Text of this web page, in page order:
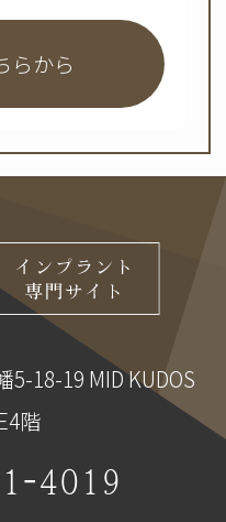
らから
18-19 MID KUDOS
階
4019